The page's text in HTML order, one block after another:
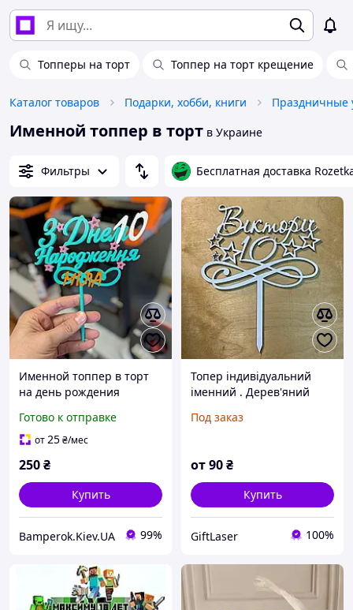
Топперы на торт Топпер на торт крещение
Каталог товаров Подарки, хобби, книги Праздничные
Именной топпер в торт в Украине
Фильтры Бесплатная доставка
Именной топпер в торт
на день рождения
Готово к отправке
от25₴/мес
250₴
Купить
Bamperok.Kiev.UA 99%
Топер індивідуальний
іменний . Дерев'яний
в торт з іменем.
Под заказ
от90₴
Купить
GiftLaser 100%